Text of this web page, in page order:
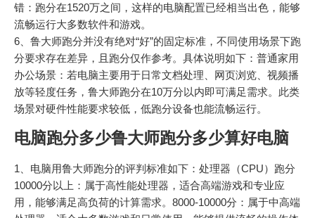
错：跑分在1520万之间，这样的电脑配置已经相当出色，能够
流畅运行大多数软件和游戏。
6、鲁大师跑分并没有绝对“好”的固定标准，不同使用场景下跑
分要求存在差异，且跑分仅作参考。具体说明如下：普通家用
办公场景：若电脑主要用于日常文档处理、网页浏览、视频播
放等轻度任务，鲁大师跑分在10万分以内即可满足需求。此类
场景对硬件性能要求较低，低跑分设备也能流畅运行。
电脑跑分多少鲁大师跑分多少算好电脑
1、电脑用鲁大师跑分的评判标准如下：处理器（CPU）跑分
10000分以上：属于高性能处理器，适合高端游戏和专业应
用，能够满足高负荷的计算需求。8000-10000分：属于中高端